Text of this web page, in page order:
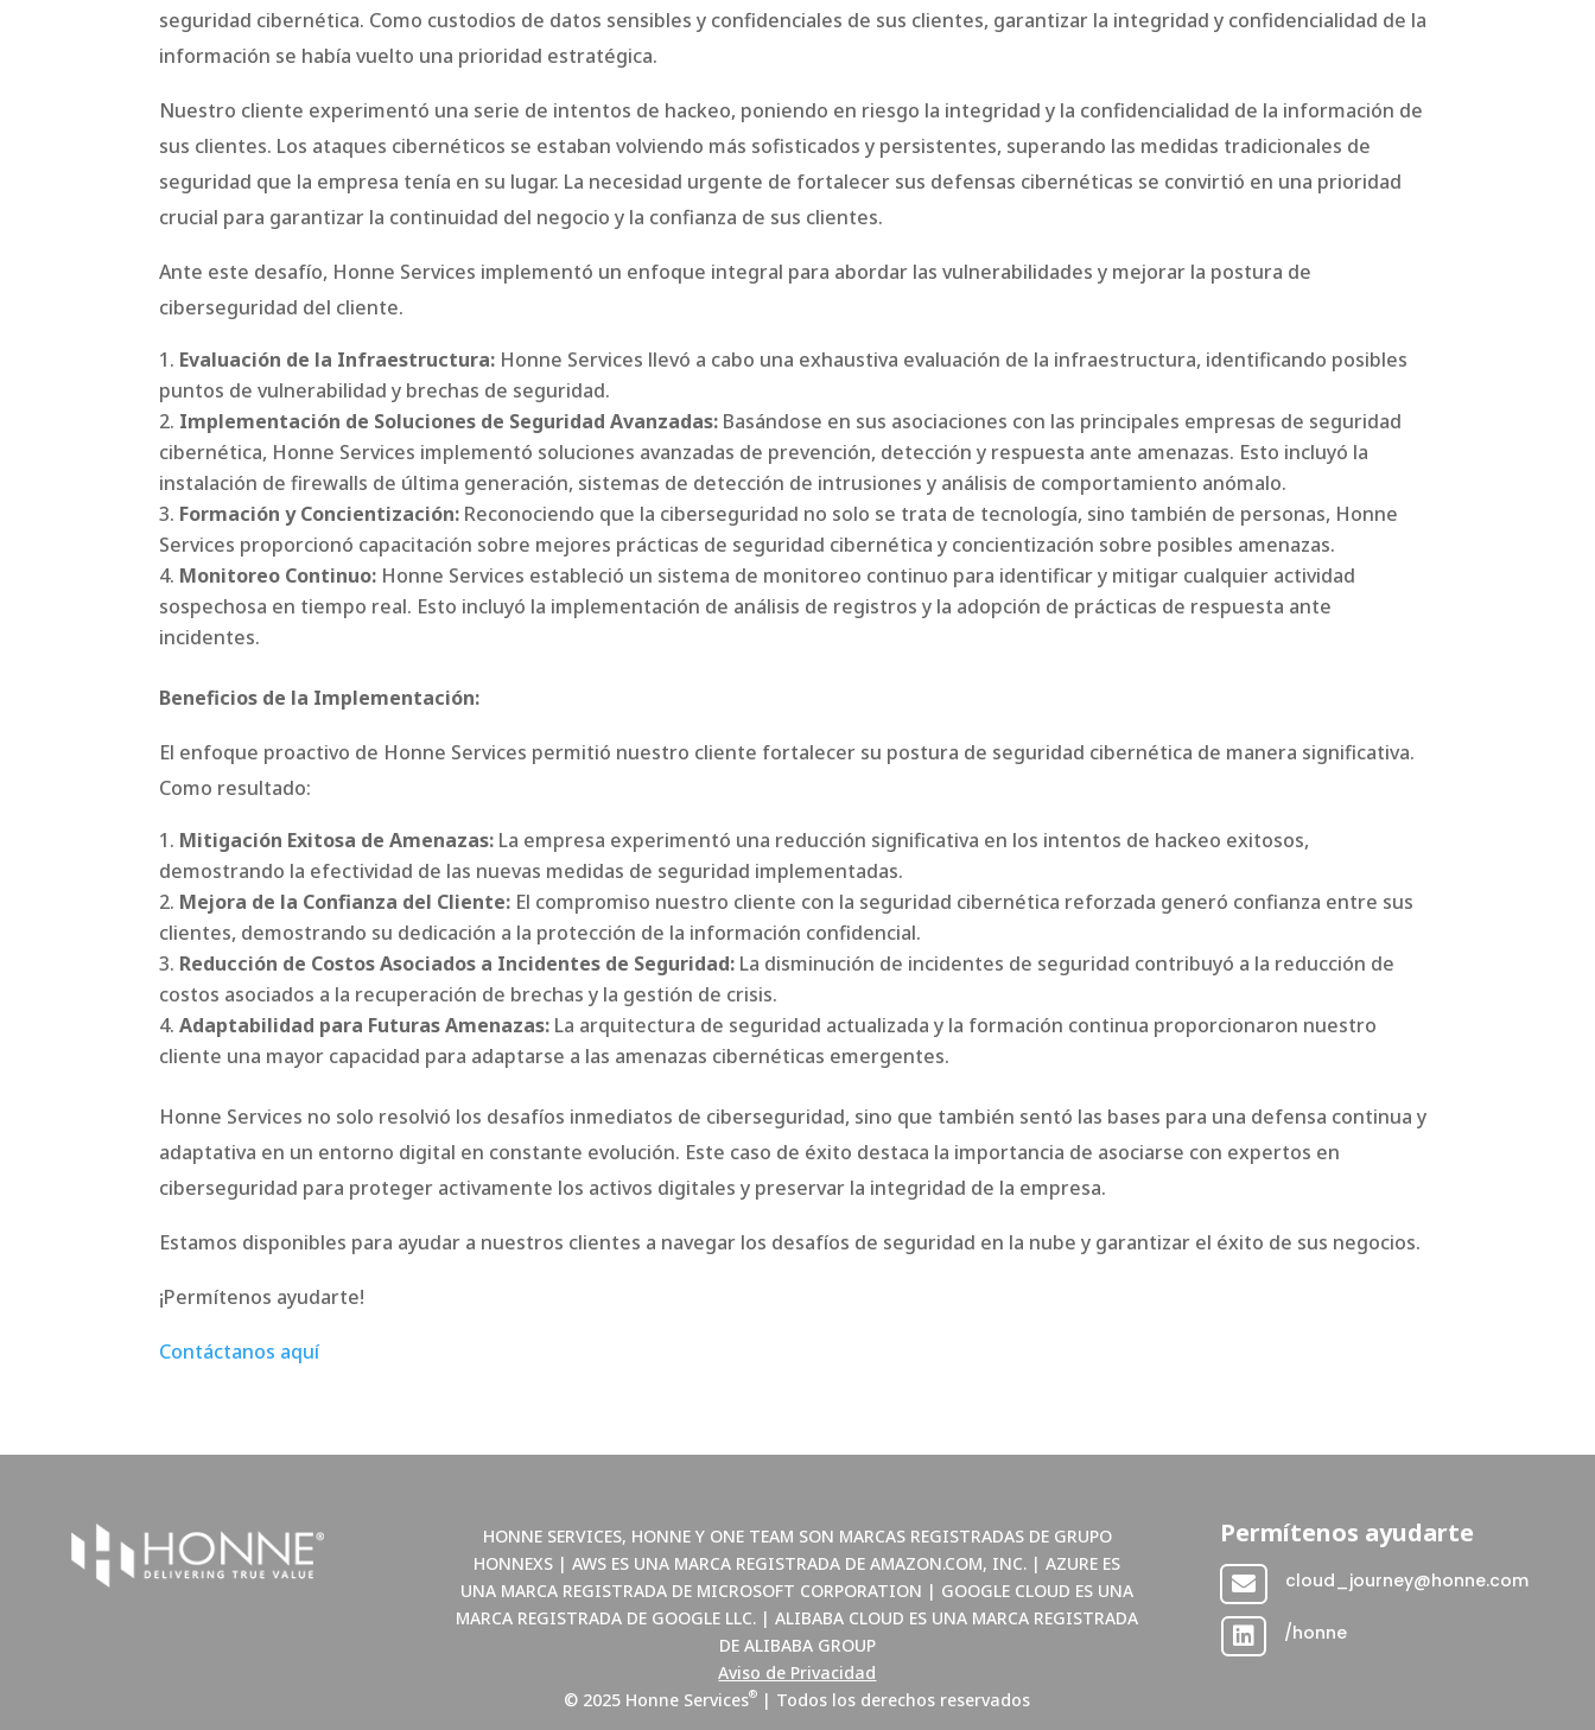
seguridad cibernética. Como custodios de datos sensibles y confidenciales de sus clientes, garantizar la integridad y confidencialidad de la
información se había vuelto una prioridad estratégica.
Nuestro cliente experimentó una serie de intentos de hackeo, poniendo en riesgo la integridad y la confidencialidad de la información de
sus clientes. Los ataques cibernéticos se estaban volviendo más sofisticados y persistentes, superando las medidas tradicionales de
seguridad que la empresa tenía en su lugar. La necesidad urgente de fortalecer sus defensas cibernéticas se convirtió en una prioridad
crucial para garantizar la continuidad del negocio y la confianza de sus clientes.
Ante este desafío, Honne Services implementó un enfoque integral para abordar las vulnerabilidades y mejorar la postura de
ciberseguridad del cliente.
Evaluación de la Infraestructura: Honne Services llevó a cabo una exhaustiva evaluación de la infraestructura, identificando posibles
puntos de vulnerabilidad y brechas de seguridad.
Implementación de Soluciones de Seguridad Avanzadas: Basándose en sus asociaciones con las principales empresas de seguridad
cibernética, Honne Services implementó soluciones avanzadas de prevención, detección y respuesta ante amenazas. Esto incluyó la
instalación de firewalls de última generación, sistemas de detección de intrusiones y análisis de comportamiento anómalo.
Formación y Concientización: Reconociendo que la ciberseguridad no solo se trata de tecnología, sino también de personas, Honne
Services proporcionó capacitación sobre mejores prácticas de seguridad cibernética y concientización sobre posibles amenazas.
Monitoreo Continuo: Honne Services estableció un sistema de monitoreo continuo para identificar y mitigar cualquier actividad
sospechosa en tiempo real. Esto incluyó la implementación de análisis de registros y la adopción de prácticas de respuesta ante
incidentes.
Beneficios de la Implementación:
El enfoque proactivo de Honne Services permitió nuestro cliente fortalecer su postura de seguridad cibernética de manera significativa.
Como resultado:
Mitigación Exitosa de Amenazas: La empresa experimentó una reducción significativa en los intentos de hackeo exitosos,
demostrando la efectividad de las nuevas medidas de seguridad implementadas.
Mejora de la Confianza del Cliente: El compromiso nuestro cliente con la seguridad cibernética reforzada generó confianza entre sus
clientes, demostrando su dedicación a la protección de la información confidencial.
Reducción de Costos Asociados a Incidentes de Seguridad: La disminución de incidentes de seguridad contribuyó a la reducción de
costos asociados a la recuperación de brechas y la gestión de crisis.
Adaptabilidad para Futuras Amenazas: La arquitectura de seguridad actualizada y la formación continua proporcionaron nuestro
cliente una mayor capacidad para adaptarse a las amenazas cibernéticas emergentes.
Honne Services no solo resolvió los desafíos inmediatos de ciberseguridad, sino que también sentó las bases para una defensa continua y
adaptativa en un entorno digital en constante evolución. Este caso de éxito destaca la importancia de asociarse con expertos en
ciberseguridad para proteger activamente los activos digitales y preservar la integridad de la empresa.
Estamos disponibles para ayudar a nuestros clientes a navegar los desafíos de seguridad en la nube y garantizar el éxito de sus negocios.
¡Permítenos ayudarte!
Contáctanos aquí
HONNE SERVICES, HONNE Y ONE TEAM SON MARCAS REGISTRADAS DE GRUPO
HONNEXS |AWS ES UNA MARCA REGISTRADA DE AMAZON.COM, INC. | AZURE ES
UNA MARCA REGISTRADA DE MICROSOFT CORPORATION | GOOGLE CLOUD ES UNA
MARCA REGISTRADA DE GOOGLE LLC. | ALIBABA CLOUD ES UNA MARCA REGISTRADA
DE ALIBABA GROUP
Aviso de Privacidad
© 2025 Honne Services® | Todos los derechos reservados
Permítenos ayudarte
 cloud_journey@honne.com
 /honne